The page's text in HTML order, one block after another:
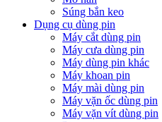
Súng bắn keo
Dụng cụ dùng pin
Máy cắt dùng pin
Máy cưa dùng pin
Máy dùng pin khác
Máy khoan pin
Máy mài dùng pin
Máy vặn ốc dùng pin
Máy vặn vít dùng pin